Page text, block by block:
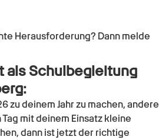
Herausforderung? Dann melde
als Schulbegleitung
:
zu deinem Jahr zu machen, andere
mit deinem Einsatz kleine
dann ist jetzt der richtige